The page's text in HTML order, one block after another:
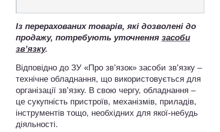
Із перерахованих товарів, які дозволені до
продажу, потребують уточнення засоби
зв’язку.
Відповідно до ЗУ «Про зв’язок» засоби зв’язку –
технічне обладнання, що використовується для
організації зв’язку. В свою чергу, обладнання –
це сукупність пристроїв, механізмів, приладів,
інструментів тощо, необхідних для якої-небудь
діяльності.